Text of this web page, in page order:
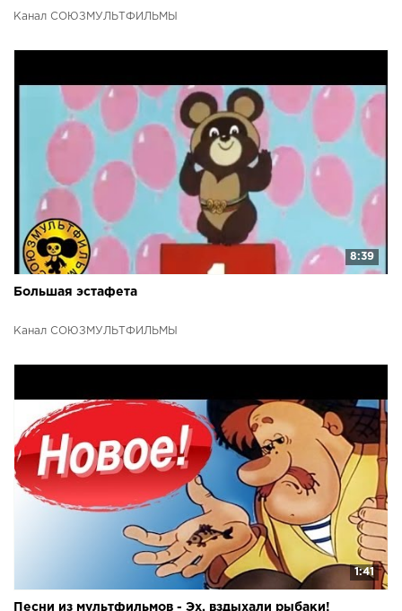
Канал СОЮЗМУЛЬТФИЛЬМЫ
8:39
Большая эстафета
Канал СОЮЗМУЛЬТФИЛЬМЫ
1:41
Песни из мультфильмов - Эх, вздыхали рыбаки!